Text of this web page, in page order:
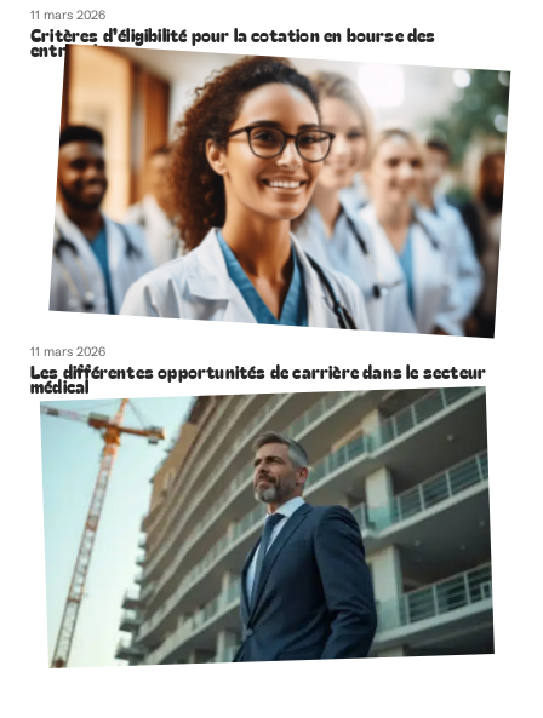
11 mars 2026
Critères d’éligibilité pour la cotation en bourse des
entreprises
11 mars 2026
Les différentes opportunités de carrière dans le secteur
médical